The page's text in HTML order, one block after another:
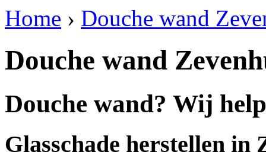
Home › Douche wand
Douche wand
Douche wand? Wij
Glasschade herstellen in